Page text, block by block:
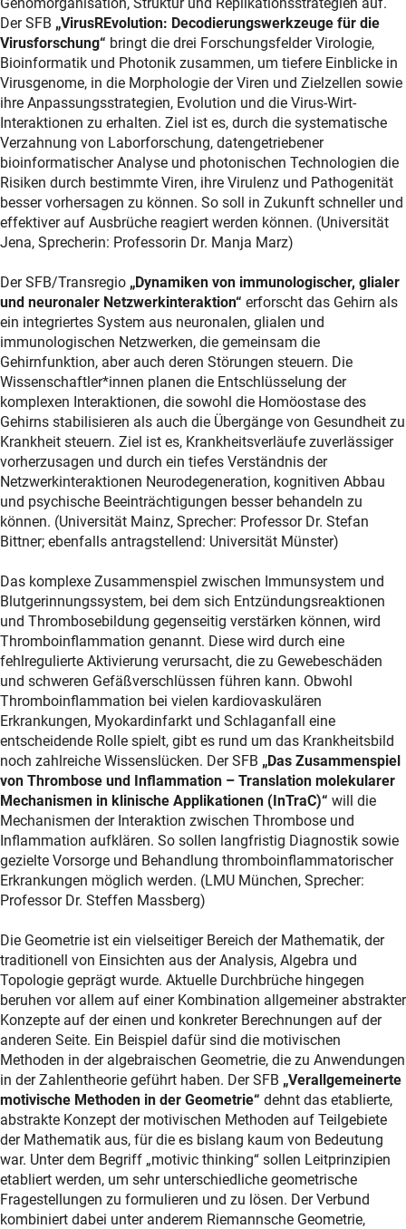
Der SFB „VirusREvolution: Decodierungswerkzeuge für die
Virusforschung“ bringt die drei Forschungsfelder Virologie,
Bioinformatik und Photonik zusammen, um tiefere Einblicke in
Virusgenome, in die Morphologie der Viren und Zielzellen sowie
ihre Anpassungsstrategien, Evolution und die Virus-Wirt-
Interaktionen zu erhalten. Ziel ist es, durch die systematische
Verzahnung von Laborforschung, datengetriebener
bioinformatischer Analyse und photonischen Technologien die
Risiken durch bestimmte Viren, ihre Virulenz und Pathogenität
besser vorhersagen zu können. So soll in Zukunft schneller und
effektiver auf Ausbrüche reagiert werden können. (Universität
Jena, Sprecherin: Professorin Dr. Manja Marz)
Der SFB/Transregio „Dynamiken von immunologischer, glialer
und neuronaler Netzwerkinteraktion“ erforscht das Gehirn als
ein integriertes System aus neuronalen, glialen und
immunologischen Netzwerken, die gemeinsam die
Gehirnfunktion, aber auch deren Störungen steuern. Die
Wissenschaftler*innen planen die Entschlüsselung der
komplexen Interaktionen, die sowohl die Homöostase des
Gehirns stabilisieren als auch die Übergänge von Gesundheit zu
Krankheit steuern. Ziel ist es, Krankheitsverläufe zuverlässiger
vorherzusagen und durch ein tiefes Verständnis der
Netzwerkinteraktionen Neurodegeneration, kognitiven Abbau
und psychische Beeinträchtigungen besser behandeln zu
können. (Universität Mainz, Sprecher: Professor Dr. Stefan
Bittner; ebenfalls antragstellend: Universität Münster)
Das komplexe Zusammenspiel zwischen Immunsystem und
Blutgerinnungssystem, bei dem sich Entzündungsreaktionen
und Thrombosebildung gegenseitig verstärken können, wird
Thromboinflammation genannt. Diese wird durch eine
fehlregulierte Aktivierung verursacht, die zu Gewebeschäden
und schweren Gefäßverschlüssen führen kann. Obwohl
Thromboinflammation bei vielen kardiovaskulären
Erkrankungen, Myokardinfarkt und Schlaganfall eine
entscheidende Rolle spielt, gibt es rund um das Krankheitsbild
noch zahlreiche Wissenslücken. Der SFB „Das Zusammenspiel
von Thrombose und Inflammation – Translation molekularer
Mechanismen in klinische Applikationen (InTraC)“ will die
Mechanismen der Interaktion zwischen Thrombose und
Inflammation aufklären. So sollen langfristig Diagnostik sowie
gezielte Vorsorge und Behandlung thromboinflammatorischer
Erkrankungen möglich werden. (LMU München, Sprecher:
Professor Dr. Steffen Massberg)
Die Geometrie ist ein vielseitiger Bereich der Mathematik, der
traditionell von Einsichten aus der Analysis, Algebra und
Topologie geprägt wurde. Aktuelle Durchbrüche hingegen
beruhen vor allem auf einer Kombination allgemeiner abstrakter
Konzepte auf der einen und konkreter Berechnungen auf der
anderen Seite. Ein Beispiel dafür sind die motivischen
Methoden in der algebraischen Geometrie, die zu Anwendungen
in der Zahlentheorie geführt haben. Der SFB „Verallgemeinerte
motivische Methoden in der Geometrie“ dehnt das etablierte,
abstrakte Konzept der motivischen Methoden auf Teilgebiete
der Mathematik aus, für die es bislang kaum von Bedeutung
war. Unter dem Begriff „motivic thinking“ sollen Leitprinzipien
etabliert werden, um sehr unterschiedliche geometrische
Fragestellungen zu formulieren und zu lösen. Der Verbund
kombiniert dabei unter anderem Riemannsche Geometrie,